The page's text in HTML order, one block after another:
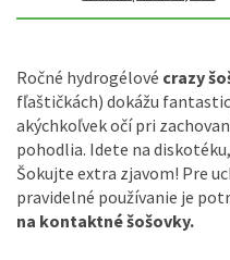
Ročné hydrogélové crazy
fľaštičkách) dokážu
akýchkoľvek očí pri
pohodlia. Idete na
Šokujte extra zjavom! Pre
pravidelné používanie je
na kontaktné šošovky.